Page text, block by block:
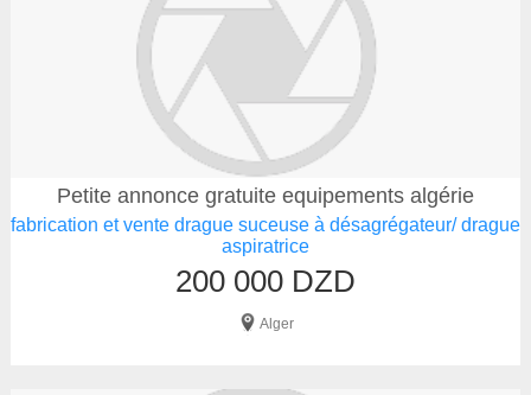
Petite annonce gratuite equipements algérie
fabrication et vente drague suceuse à désagrégateur/ drague
aspiratrice
200 000 DZD
Alger